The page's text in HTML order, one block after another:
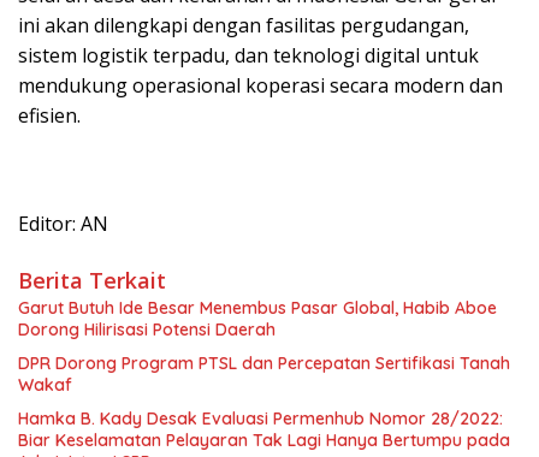
ini akan dilengkapi dengan fasilitas pergudangan,
sistem logistik terpadu, dan teknologi digital untuk
mendukung operasional koperasi secara modern dan
efisien.
Editor: AN
Berita Terkait
Garut Butuh Ide Besar Menembus Pasar Global, Habib Aboe
Dorong Hilirisasi Potensi Daerah
DPR Dorong Program PTSL dan Percepatan Sertifikasi Tanah
Wakaf
Hamka B. Kady Desak Evaluasi Permenhub Nomor 28/2022:
Biar Keselamatan Pelayaran Tak Lagi Hanya Bertumpu pada